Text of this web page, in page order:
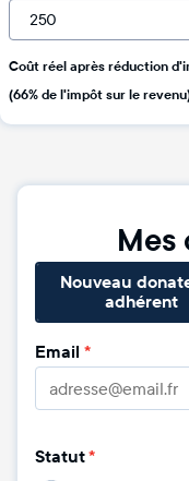
Coût réel après réduction
(66% de l'impôt sur le
Mes
Nouveau
adhérent
Email *
Statut*